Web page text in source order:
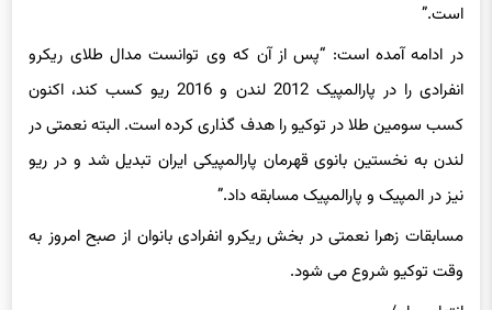
است.”
در ادامه آمده است: “پس از آن که وی توانست مدال طلای ریکرو
انفرادی را در پارالمپیک 2012 لندن و 2016 ریو کسب کند، اکنون
کسب سومین طلا در توکیو را هدف گذاری کرده است. البته نعمتی در
لندن به نخستین بانوی قهرمان پارالمپیکی ایران تبدیل شد و در ریو
نیز در المپیک و پارالمپیک مسابقه داد.”
مسابقات زهرا نعمتی در بخش ریکرو انفرادی بانوان از صبح امروز به
وقت توکیو شروع می شود.